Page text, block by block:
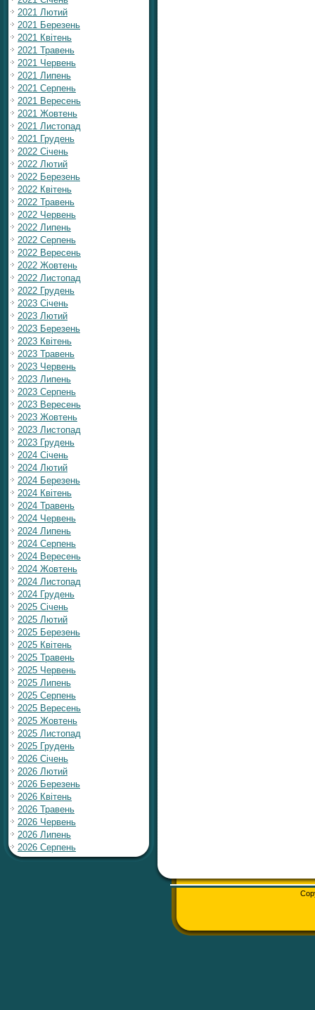
2021 Лютий
2021 Березень
2021 Квітень
2021 Травень
2021 Червень
2021 Липень
2021 Серпень
2021 Вересень
2021 Жовтень
2021 Листопад
2021 Грудень
2022 Січень
2022 Лютий
2022 Березень
2022 Квітень
2022 Травень
2022 Червень
2022 Липень
2022 Серпень
2022 Вересень
2022 Жовтень
2022 Листопад
2022 Грудень
2023 Січень
2023 Лютий
2023 Березень
2023 Квітень
2023 Травень
2023 Червень
2023 Липень
2023 Серпень
2023 Вересень
2023 Жовтень
2023 Листопад
2023 Грудень
2024 Січень
2024 Лютий
2024 Березень
2024 Квітень
2024 Травень
2024 Червень
2024 Липень
2024 Серпень
2024 Вересень
2024 Жовтень
2024 Листопад
2024 Грудень
2025 Січень
2025 Лютий
2025 Березень
2025 Квітень
2025 Травень
2025 Червень
2025 Липень
2025 Серпень
2025 Вересень
2025 Жовтень
2025 Листопад
2025 Грудень
2026 Січень
2026 Лютий
2026 Березень
2026 Квітень
2026 Травень
2026 Червень
2026 Липень
2026 Серпень